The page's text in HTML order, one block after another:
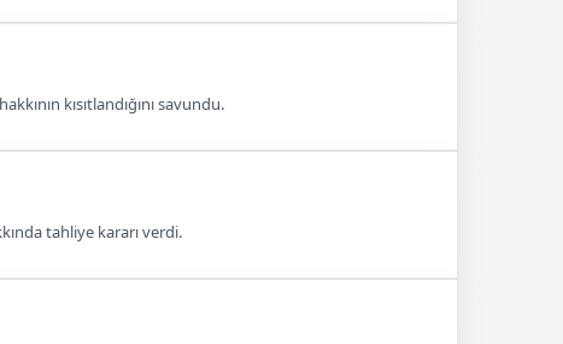
kısıtlandığını savundu.
tahliye kararı verdi.